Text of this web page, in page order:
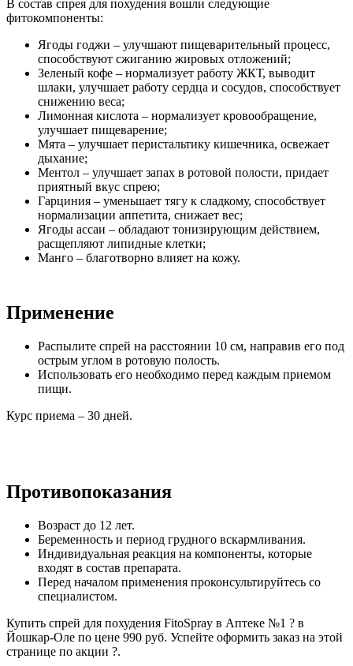
В состав спрея для похудения вошли следующие
фитокомпоненты:
Ягоды годжи – улучшают пищеварительный процесс,
способствуют сжиганию жировых отложений;
Зеленый кофе – нормализует работу ЖКТ, выводит
шлаки, улучшает работу сердца и сосудов, способствует
снижению веса;
Лимонная кислота – нормализует кровообращение,
улучшает пищеварение;
Мята – улучшает перистальтику кишечника, освежает
дыхание;
Ментол – улучшает запах в ротовой полости, придает
приятный вкус спрею;
Гарциния – уменьшает тягу к сладкому, способствует
нормализации аппетита, снижает вес;
Ягоды ассаи – обладают тонизирующим действием,
расщепляют липидные клетки;
Манго – благотворно влияет на кожу.
Применение
Распылите спрей на расстоянии 10 см, направив его под
острым углом в ротовую полость.
Использовать его необходимо перед каждым приемом
пищи.
Курс приема – 30 дней.
Противопоказания
Возраст до 12 лет.
Беременность и период грудного вскармливания.
Индивидуальная реакция на компоненты, которые
входят в состав препарата.
Перед началом применения проконсультируйтесь со
специалистом.
Купить спрей для похудения FitoSpray в Аптеке №1 ? в
Йошкар-Оле по цене 990 руб. Успейте оформить заказ на этой
странице по акции ?.